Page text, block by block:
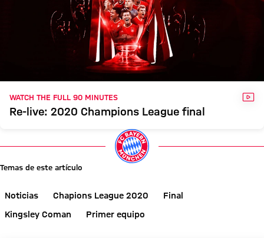
WATCH THE FULL 90 MINUTES
Re-live: 2020 Champions League final
Temas de este artículo
Noticias Chapions League 2020
Final
Kingsley Coman
Primer equipo